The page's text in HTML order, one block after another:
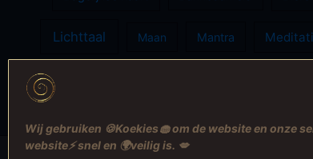
Wij gebruiken 🍪Koekies🧁 om de website en onze
website⚡️ snel en 🌍veilig is. 💋
Lichttaal Maan Mantra